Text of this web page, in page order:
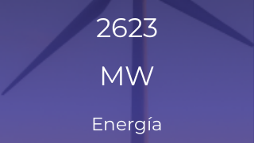
2623
MW
Energía